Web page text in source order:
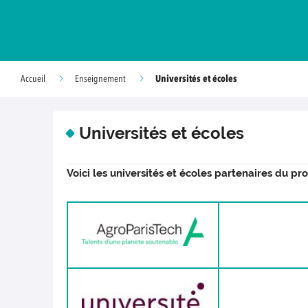
Accueil Enseignement Universités et écoles
Universités et écoles
Voici les universités et écoles partenaires du